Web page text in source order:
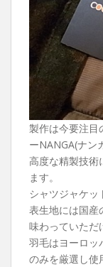
製作は今要注目
ーNANGA(ナン
高度な精製技術
ます。
シャツジャケッ
表生地には国産
味わっていただ
羽毛はヨーロッ
のみを厳選し使